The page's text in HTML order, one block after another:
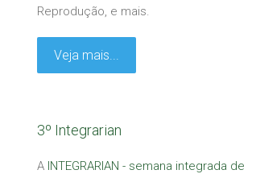
Reprodução, e mais.
Veja mais...
3º Integrarian
A INTEGRARIAN - semana integrada de